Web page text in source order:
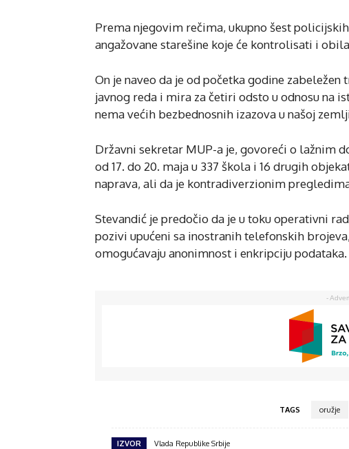
Prema njegovim rečima, ukupno šest
angažovane starešine koje će kontrolisati i
On je naveo da je od početka godine
javnog reda i mira za četiri odsto u odnosu na
nema većih bezbednosnih izazova u našoj
Državni sekretar MUP-a je, govoreći o lažnim
od 17. do 20. maja u 337 škola i 16 drugih
naprava, ali da je kontradiverzionim
Stevandić je predočio da je u toku operativni
pozivi upućeni sa inostranih telefonskih
omogućavaju anonimnost i enkripciju podataka.
-
TAGS oružje
IZVOR Vlada Republike Srbije